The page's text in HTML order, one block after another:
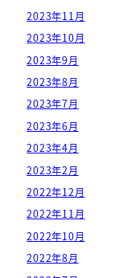
2023年11月
2023年10月
2023年9月
2023年8月
2023年7月
2023年6月
2023年4月
2023年2月
2022年12月
2022年11月
2022年10月
2022年8月